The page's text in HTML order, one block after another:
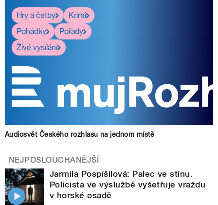
Hry a četby
Krimi
Pohádky
Pořady
Živé vysílání
Audiosvět Českého rozhlasu na jednom místě
NEJPOSLOUCHANĚJŠÍ
Jarmila Pospíšilová: Palec ve stínu.
Policista ve výslužbě vyšetřuje vraždu
v horské osadě